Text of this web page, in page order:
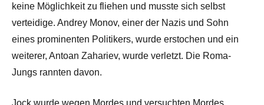
keine Möglichkeit zu fliehen und musste sich selbst
verteidige. Andrey Monov, einer der Nazis und Sohn
eines prominenten Politikers, wurde erstochen und ein
weiterer, Antoan Zahariev, wurde verletzt. Die Roma-
Jungs rannten davon.
Jock wurde wegen Mordes und versuchten Mordes